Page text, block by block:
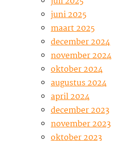
juni 2025
maart 2025
december 2024
november 2024
oktober 2024
augustus 2024
april 2024
december 2023
november 2023
oktober 2023